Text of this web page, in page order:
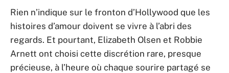
Rien n’indique sur le fronton d’Hollywood que les
histoires d’amour doivent se vivre à l’abri des
regards. Et pourtant, Elizabeth Olsen et Robbie
Arnett ont choisi cette discrétion rare, presque
précieuse, à l’heure où chaque sourire partagé se